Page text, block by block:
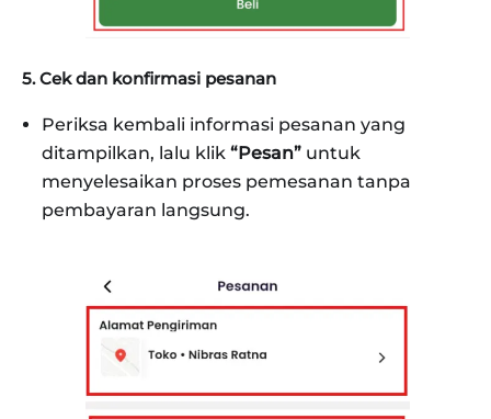
5. Cek dan konfirmasi pesanan
Periksa kembali informasi pesanan yang
ditampilkan, lalu klik “Pesan” untuk
menyelesaikan proses pemesanan tanpa
pembayaran langsung.